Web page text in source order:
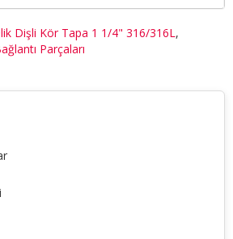
Dişli Kör Tapa 1 1/4" 316/316L,
Parçaları